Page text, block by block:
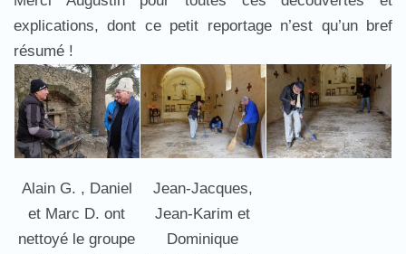
explications, dont ce petit reportage n’est qu’un bref
résumé !
Alain G. , Daniel
et Marc D. ont
nettoyé le groupe
Jean-Jacques,
Jean-Karim et
Dominique